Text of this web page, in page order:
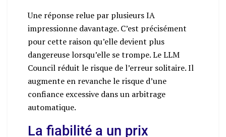
Une réponse relue par plusieurs IA
impressionne davantage. C’est précisément
pour cette raison qu’elle devient plus
dangereuse lorsqu’elle se trompe. Le LLM
Council réduit le risque de l’erreur solitaire. Il
augmente en revanche le risque d’une
confiance excessive dans un arbitrage
automatique.
La fiabilité a un prix